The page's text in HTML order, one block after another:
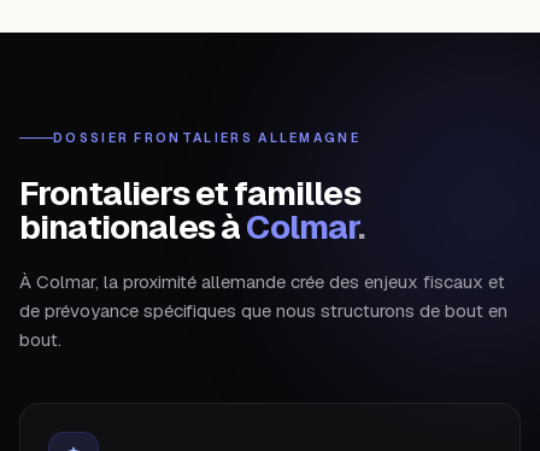
DOSSIER FRONTALIERS ALLEMAGNE
Frontaliers et familles
binationales àColmar.
À Colmar, la proximité allemande crée des enjeux fiscaux et
de prévoyance spécifiques que nous structurons de bout en
bout.